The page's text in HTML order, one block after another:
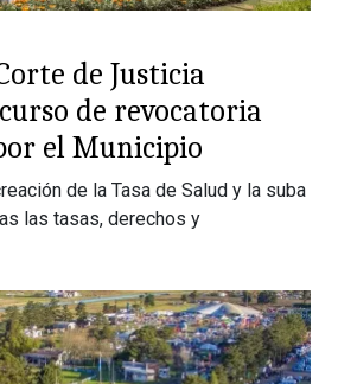
de Justicia
de revocatoria
el Municipio
de la Tasa de Salud y la suba
las tasas, derechos y